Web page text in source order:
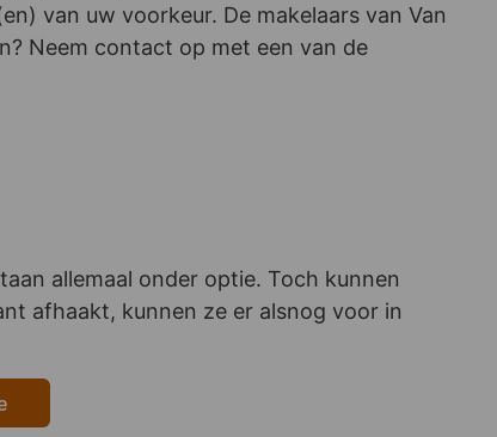
van uw voorkeur. De makelaars van Van
Neem contact op met een van de
allemaal onder optie. Toch kunnen
afhaakt, kunnen ze er alsnog voor in